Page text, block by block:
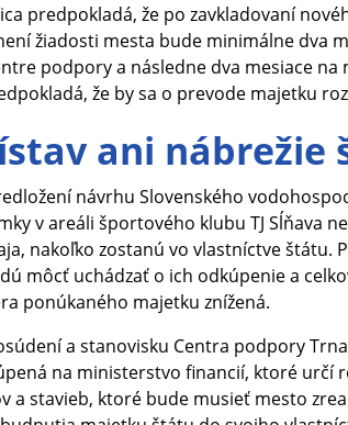
predpokladá, že po zavkladovaní
žiadosti mesta bude minimálne dva
podpory a následne dva mesiace
že by sa o prevode majetku
ani nábrežie
návrhu Slovenského
v areáli športového klubu TJ Sĺňava
nakoľko zostanú vo vlastníctve štátu.
môcť uchádzať o ich odkúpenie a
ponúkaného majetku znížená.
a stanovisku Centra podpory
na ministerstvo financií, ktoré určí
a stavieb, ktoré bude musieť mesto